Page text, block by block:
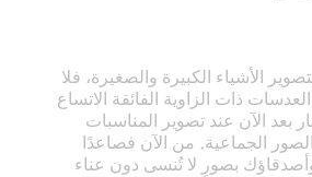
الأشياء الكبيرة والصغيرة، فلا
ذات الزاوية الفائقة الاتساع
بعد الآن عند تصوير المناسبات
الجماعية. من الآن فصاعدًا
بصورٍ لا تُنسى دون عناء